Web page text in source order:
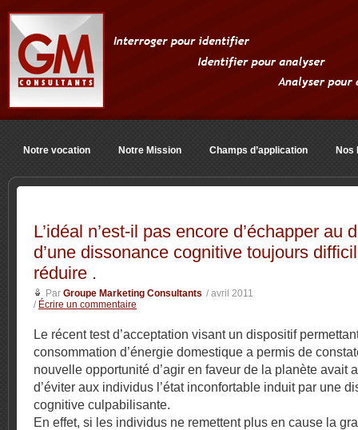
Notre vocation Notre Mission Champs d’application Nos
L’idéal n’est-il pas encore d’échapper au
d’une dissonance cognitive toujours
réduire .
Par Groupe Marketing Consultants / avril 2011
/ Écrire un commentaire
Le récent test d’acceptation visant un dispositif
consommation d’énergie domestique a permis de
nouvelle opportunité d’agir en faveur de la planète avait
d’éviter aux individus l’état inconfortable induit par une
cognitive culpabilisante.
En effet, si les individus ne remettent plus en cause la